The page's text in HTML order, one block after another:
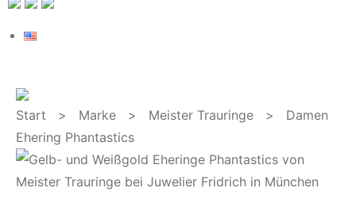
Start > Marke > Meister Trauringe > Damen
Ehering Phantastics